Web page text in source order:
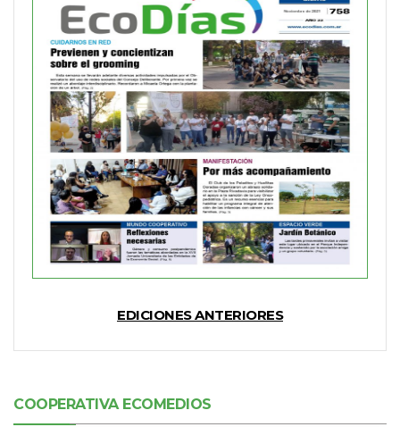
EDICIONES ANTERIORES
COOPERATIVA ECOMEDIOS